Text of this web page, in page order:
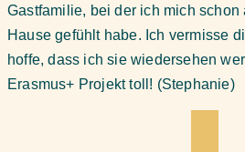
Gastfamilie, bei der ich mich schon
Hause gefühlt habe. Ich vermisse
hoffe, dass ich sie wiedersehen
Erasmus+ Projekt toll! (Stephanie)